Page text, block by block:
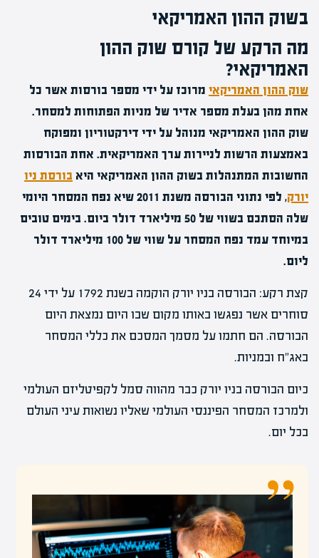
בשוק ההון האמריקאי
מה הרקע של קורס שוק ההון
האמריקאי?
שוק ההון האמריקאי מרוכז על ידי מספר בורסות אשר כל
אחת מהן בעלת מספר אדיר של מניות הפתוחות למסחר.
שוק ההון האמריקאי מנוהל על ידי דירקטוריון ומפוקח
באמצעות הרשות לניירות ערך האמריקאית. אחת הבורסות
החשובות המתנהלות בשוק ההון האמריקאי היא בורסת ניו
יורק
, לפי נתוני הבורסה משנת 2011 שיא נפח המסחר היומי
שלה הסתכם בשווי של 50 מיליארד דולר ביום. בימים טובים
במיוחד עמד נפח המסחר על שווי של 100 מיליארד דולר
ליום.
קצת רקע: הבורסה בניו יורק הוקמה בשנת 1792 על ידי 24
סוחרים אשר נפגשו באותו מקום שבו היום נמצאת היום
הבורסה. הם חתמו על מסמך המסכם את כללי המסחר
באג"ח ובמניות.
כיום הבורסה בניו יורק כבר מהווה סמל לקפיטליזם העולמי
ולמרכז המסחר הפיננסי העולמי שאליו נשואות עיני העולם
בכל יום.